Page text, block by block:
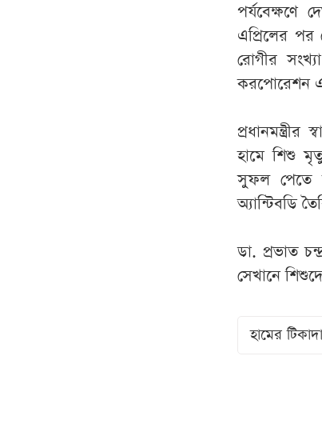
এপ্রিলের
রোগীর
করপোরেশন
হামে শিশু
সুফল পেতে
অ্যান্টিবডি
ডা. প্রভাত
সেখানে
হামের